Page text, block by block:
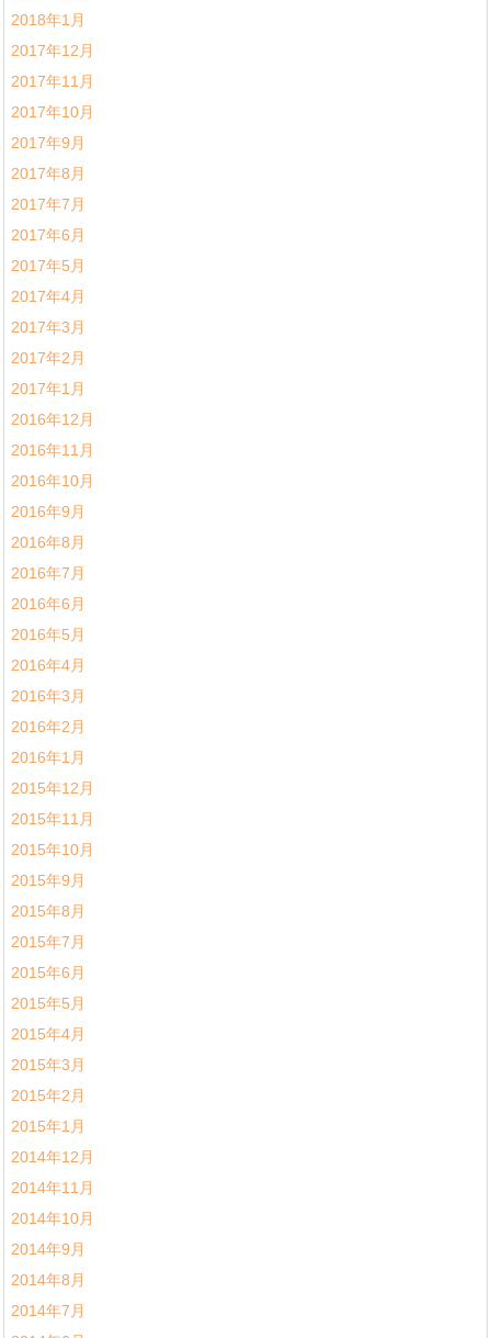
2018年1月
2017年12月
2017年11月
2017年10月
2017年9月
2017年8月
2017年7月
2017年6月
2017年5月
2017年4月
2017年3月
2017年2月
2017年1月
2016年12月
2016年11月
2016年10月
2016年9月
2016年8月
2016年7月
2016年6月
2016年5月
2016年4月
2016年3月
2016年2月
2016年1月
2015年12月
2015年11月
2015年10月
2015年9月
2015年8月
2015年7月
2015年6月
2015年5月
2015年4月
2015年3月
2015年2月
2015年1月
2014年12月
2014年11月
2014年10月
2014年9月
2014年8月
2014年7月